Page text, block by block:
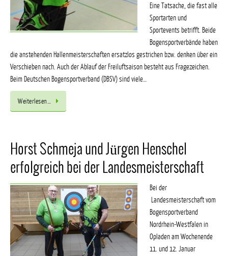
Eine Tatsache, die fast alle
Sportarten und
Sportevents betrifft. Beide
Bogensportverbände haben
die anstehenden Hallenmeisterschaften ersatzlos gestrichen bzw. denken über ein
Verschieben nach. Auch der Ablauf der Freiluftsaison besteht aus Fragezeichen.
Beim Deutschen Bogensportverband (DBSV) sind viele…
Weiterlesen…
Horst Schmeja und Jürgen Henschel
erfolgreich bei der Landesmeisterschaft
Bei der
Landesmeisterschaft vom
Bogensportverband
Nordrhein-Westfalen in
Opladen am Wochenende
11. und 12. Januar